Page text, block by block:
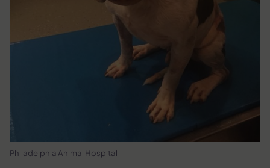
Philadelphia Animal Hospital